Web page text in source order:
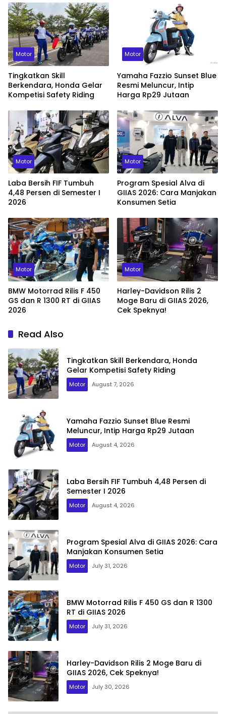
Motor
Tingkatkan Skill
Berkendara, Honda Gelar
Kompetisi Safety Riding
Motor
Yamaha Fazzio Sunset Blue
Resmi Meluncur, Intip
Harga Rp29 Jutaan
Motor
Laba Bersih FIF Tumbuh
4,48 Persen di Semester I
2026
Motor
Program Spesial Alva di
GIIAS 2026: Cara Manjakan
Konsumen Setia
Motor
BMW Motorrad Rilis F 450
GS dan R 1300 RT di GIIAS
2026
Motor
Harley-Davidson Rilis 2
Moge Baru di GIIAS 2026,
Cek Speknya!
Read Also
Tingkatkan Skill Berkendara, Honda
Gelar Kompetisi Safety Riding
Motor August 7, 2026
Yamaha Fazzio Sunset Blue Resmi
Meluncur, Intip Harga Rp29 Jutaan
Motor August 4, 2026
Laba Bersih FIF Tumbuh 4,48 Persen di
Semester I 2026
Motor August 4, 2026
Program Spesial Alva di GIIAS 2026: Cara
Manjakan Konsumen Setia
Motor July 31, 2026
BMW Motorrad Rilis F 450 GS dan R 1300
RT di GIIAS 2026
Motor July 31, 2026
Harley-Davidson Rilis 2 Moge Baru di
GIIAS 2026, Cek Speknya!
Motor July 30, 2026